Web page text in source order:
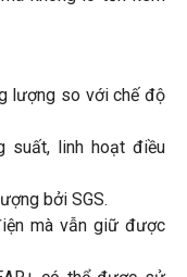
lượng so với chế độ
suất, linh hoạt điều
bởi SGS.
mà vẫn giữ được